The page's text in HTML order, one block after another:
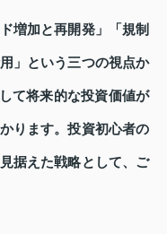
増加と再開発」「規制
」という三つの視点か
て将来的な投資価値が
ります。投資初心者の
据えた戦略として、ご